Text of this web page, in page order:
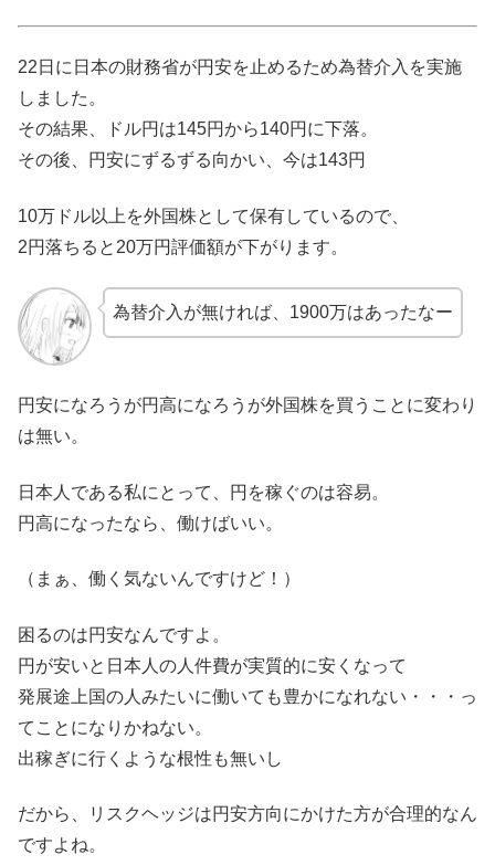
22日に日本の財務省が円安を止めるため為替介入を実施
しました。
その結果、ドル円は145円から140円に下落。
その後、円安にずるずる向かい、今は143円
10万ドル以上を外国株として保有しているので、
2円落ちると20万円評価額が下がります。
為替介入が無ければ、1900万はあったなー
円安になろうが円高になろうが外国株を買うことに変わり
は無い。
日本人である私にとって、円を稼ぐのは容易。
円高になったなら、働けばいい。
（まぁ、働く気ないんですけど！）
困るのは円安なんですよ。
円が安いと日本人の人件費が実質的に安くなって
発展途上国の人みたいに働いても豊かになれない・・・っ
てことになりかねない。
出稼ぎに行くような根性も無いし
だから、リスクヘッジは円安方向にかけた方が合理的なん
ですよね。